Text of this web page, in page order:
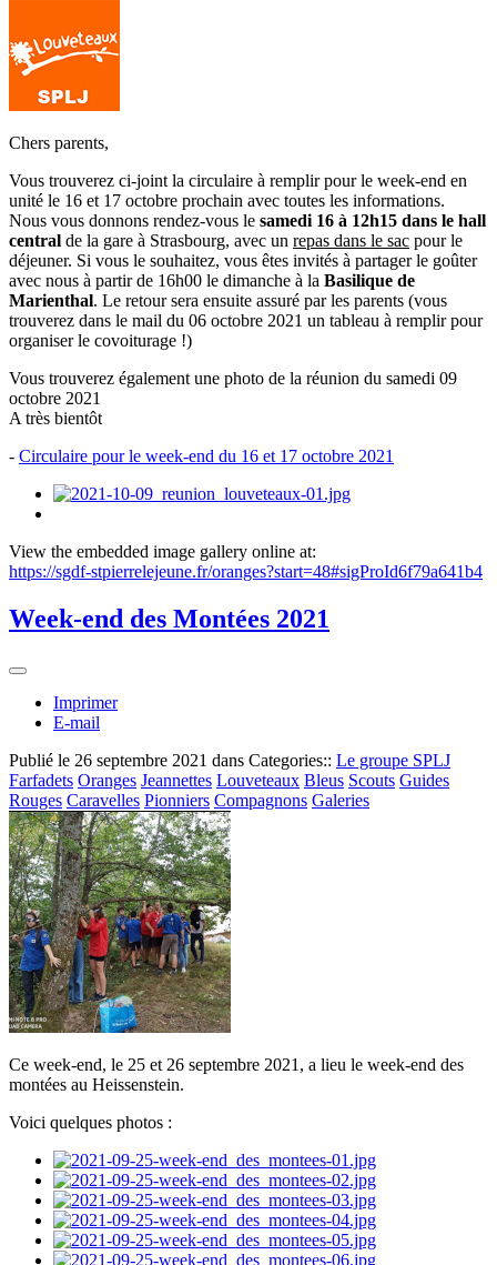
Chers parents,
Vous trouverez ci-joint la circulaire à remplir pour le week-end en
unité le 16 et 17 octobre prochain avec toutes les informations.
Nous vous donnons rendez-vous le samedi 16 à 12h15 dans le hall
central de la gare à Strasbourg, avec un repas dans le sac pour le
déjeuner. Si vous le souhaitez, vous êtes invités à partager le goûter
avec nous à partir de 16h00 le dimanche à la Basilique de
Marienthal. Le retour sera ensuite assuré par les parents (vous
trouverez dans le mail du 06 octobre 2021 un tableau à remplir pour
organiser le covoiturage !)
Vous trouverez également une photo de la réunion du samedi 09
octobre 2021
A très bientôt
- Circulaire pour le week-end du 16 et 17 octobre 2021
View the embedded image gallery online at:
https://sgdf-stpierrelejeune.fr/oranges?start=48#sigProId6f79a641b4
Week-end des Montées 2021
Imprimer
E-mail
Publié le 26 septembre 2021 dans Categories:: Le groupe SPLJ
Farfadets Oranges Jeannettes Louveteaux Bleus Scouts Guides
Rouges Caravelles Pionniers Compagnons Galeries
Ce week-end, le 25 et 26 septembre 2021, a lieu le week-end des
montées au Heissenstein.
Voici quelques photos :